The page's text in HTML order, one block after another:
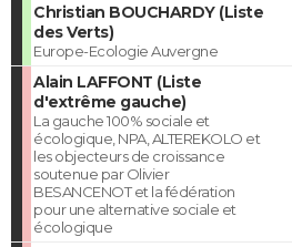
Christian BOUCHARDY (Liste
des Verts)
Europe-Ecologie Auvergne
Alain LAFFONT (Liste
d'extrême gauche)
La gauche 100% sociale et
écologique, NPA, ALTEREKOLO et
les objecteurs de croissance
soutenue par Olivier
BESANCENOT et la fédération
pour une alternative sociale et
écologique